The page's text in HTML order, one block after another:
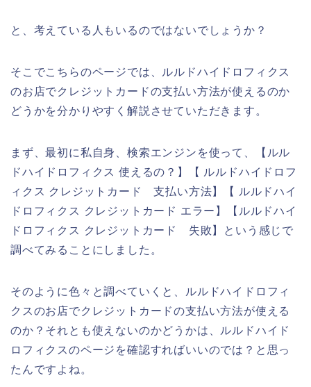
と、考えている人もいるのではないでしょうか？
そこでこちらのページでは、ルルドハイドロフィクス
のお店でクレジットカードの支払い方法が使えるのか
どうかを分かりやすく解説させていただきます。
まず、最初に私自身、検索エンジンを使って、【ルル
ドハイドロフィクス 使えるの？】【 ルルドハイドロフ
ィクス クレジットカード 支払い方法】【 ルルドハイ
ドロフィクス クレジットカード エラー】【ルルドハイ
ドロフィクス クレジットカード 失敗】という感じで
調べてみることにしました。
そのように色々と調べていくと、ルルドハイドロフィ
クスのお店でクレジットカードの支払い方法が使える
のか？それとも使えないのかどうかは、ルルドハイド
ロフィクスのページを確認すればいいのでは？と思っ
たんですよね。